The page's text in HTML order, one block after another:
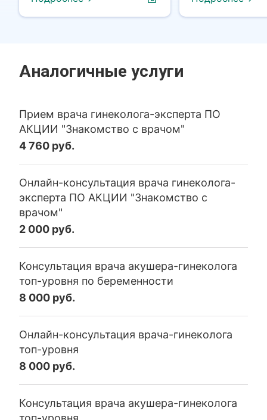
Аналогичные услуги
Прием врача гинеколога-эксперта ПО
АКЦИИ "Знакомство с врачом"
4 760 руб.
Онлайн-консультация врача гинеколога-
эксперта ПО АКЦИИ "Знакомство с
врачом"
2 000 руб.
Консультация врача акушера-гинеколога
топ-уровня по беременности
8 000 руб.
Онлайн-консультация врача-гинеколога
топ-уровня
8 000 руб.
Консультация врача акушера-гинеколога